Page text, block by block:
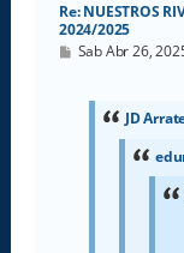
Re: NUESTROS
2024/2025
M
Sab Abr 26,
JD